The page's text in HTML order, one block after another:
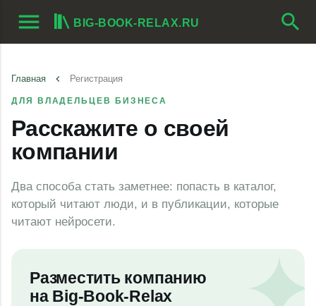
menu BIG-BOOK-RELAX.RU search
Главная keyboard_arrow_left Регистрация
ДЛЯ ВЛАДЕЛЬЦЕВ БИЗНЕСА
Расскажите о своей
компании
Два способа стать заметнее: попасть в каталог,
который читают люди, и в публикации, которые
читают нейросети.
Разместить компанию
на Big-Book-Relax